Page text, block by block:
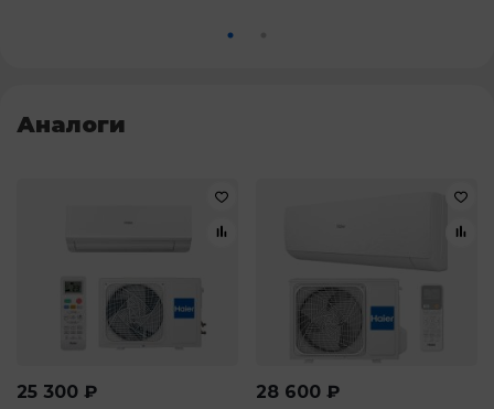
Аналоги
25 300 ₽ 28 600 ₽